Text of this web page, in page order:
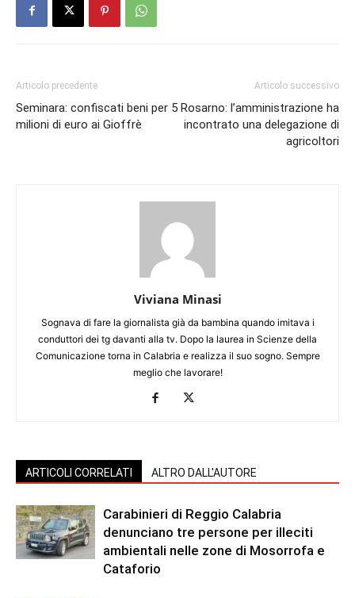
Articolo precedente
Seminara: confiscati beni per 5
milioni di euro ai Gioffrè
Articolo successivo
Rosarno: l’amministrazione ha
incontrato una delegazione di
agricoltori
Viviana Minasi
Sognava di fare la giornalista già da bambina quando imitava i
conduttori dei tg davanti alla tv. Dopo la laurea in Scienze della
Comunicazione torna in Calabria e realizza il suo sogno. Sempre
meglio che lavorare!
ARTICOLI CORRELATI ALTRO DALL'AUTORE
Carabinieri di Reggio Calabria
denunciano tre persone per illeciti
ambientali nelle zone di Mosorrofa e
Cataforio